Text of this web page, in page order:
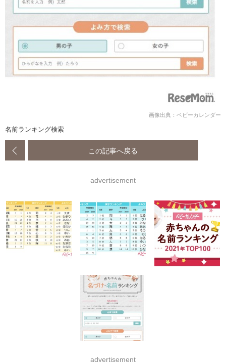
画像出典：ベビーカレンダー
名前ランキング検索
この記事へ戻る
advertisement
advertisement